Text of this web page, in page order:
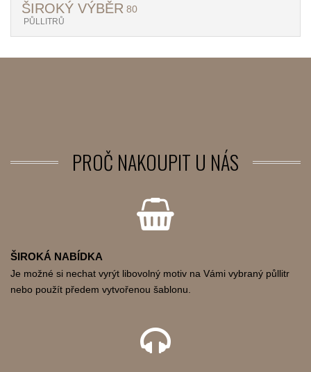
ŠIROKÝ VÝBĚR 80
PŮLLITRŮ
PROČ NAKOUPIT U NÁS
ŠIROKÁ NABÍDKA
Je možné si nechat vyrýt libovolný motiv na Vámi vybraný půllitr
nebo použít předem vytvořenou šablonu.